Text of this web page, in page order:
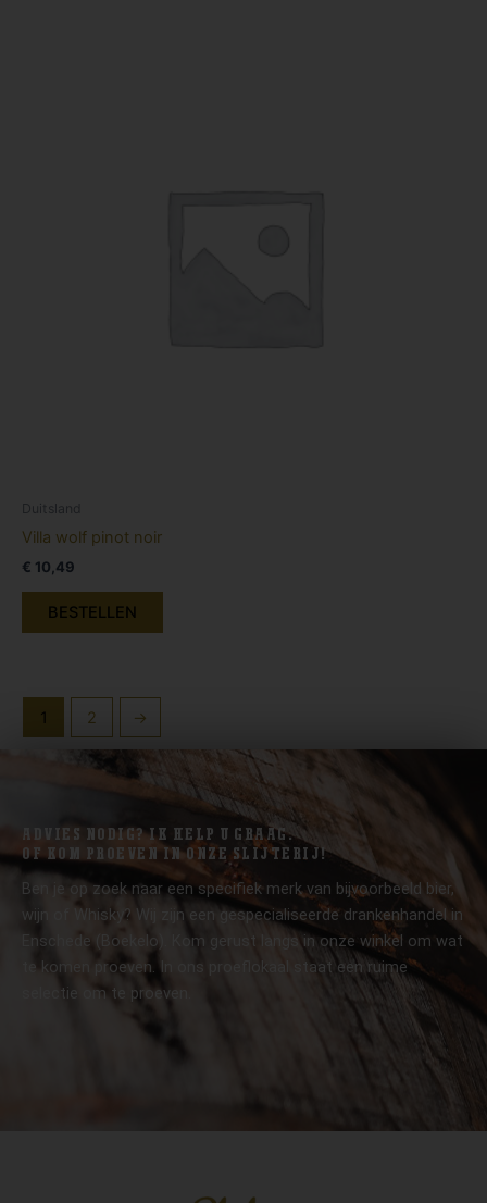
Duitsland
Villa wolf pinot noir
€ 10,49
BESTELLEN
1 2 →
ADVIES NODIG? IK HELP U GRAAG.
OF KOM PROEVEN IN ONZE SLIJTERIJ!
Ben je op zoek naar een specifiek merk van bijvoorbeeld bier,
wijn of Whisky? Wij zijn een gespecialiseerde drankenhandel in
Enschede (Boekelo). Kom gerust langs in onze winkel om wat
te komen proeven. In ons proeflokaal staat een ruime
selectie om te proeven.